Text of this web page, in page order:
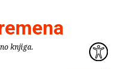
knjiga.